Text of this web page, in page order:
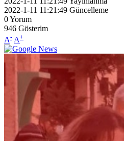
2022-1-11 11:21:49 Güncelleme
0Yorum
946 Gösterim
A- A+